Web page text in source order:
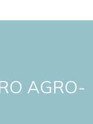
AGRO-